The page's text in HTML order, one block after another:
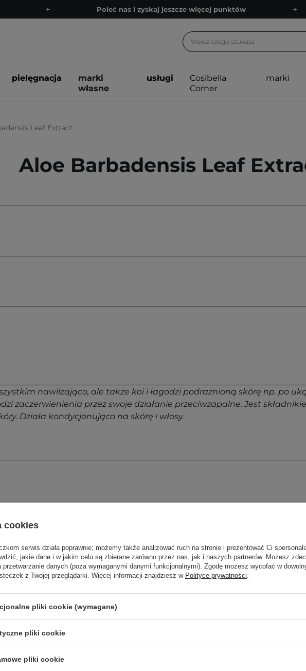
Poleć nas i zyskaj jeszcze więcej punktów
Bezpłatne konsultacje kosmetologiczne
Poleć nas i zyskaj jeszcze więcej punktów
pielęgnacja
marki
własne
usługi
Cosibella
Corner
marki
Leaf Extract
Aloe Barbadensis Leaf
nawilżająco, ale także koi i łagodzi podrażnioną skórę np. po
zaczerwienienia przez swoje działanie przeciwzapalne. Jest
Działa kondycjonująco na skórę i włosy.
checklisty, eksperckie porady, beauty nowości -
cookies
serwis działa poprawnie; możemy także analizować ruch na stronie i prezentować Ci
jakie dane i w jakim celu są zbierane zarówno przez nas, jak i naszych partnerów. Możesz
przetwarzanie danych (poza wymaganymi danymi funkcjonalnymi). Zgodę możesz wycofać w
z Twojej przeglądarki. Więcej informacji znajdziesz w Polityce prywatności
pliki cookie (wymagane)
pliki cookie
pliki cookie